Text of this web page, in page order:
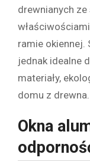
drewnianych
ramie okiennej.
jednak idealne
materiały,
domu z drewna.
Okna